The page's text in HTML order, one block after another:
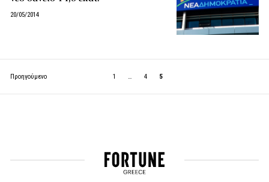
20/05/2014
Προηγούμενο 1 … 4 5